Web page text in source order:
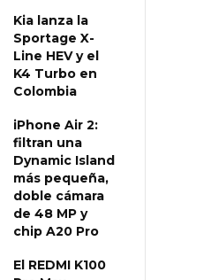
Kia lanza la
Sportage X-
Line HEV y el
K4 Turbo en
Colombia
iPhone Air 2:
filtran una
Dynamic Island
más pequeña,
doble cámara
de 48 MP y
chip A20 Pro
El REDMI K100